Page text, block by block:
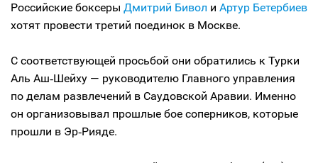
Российские боксеры Дмитрий Бивол и Артур Бетербиев
хотят провести третий поединок в Москве.
С соответствующей просьбой они обратились к Турки
Аль Аш‑Шейху — руководителю Главного управления
по делам развлечений в Саудовской Аравии. Именно
он организовывал прошлые бое соперников, которые
прошли в Эр‑Рияде.